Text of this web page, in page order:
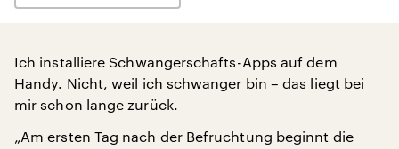
Ich installiere Schwangerschafts-Apps auf dem
Handy. Nicht, weil ich schwanger bin – das liegt bei
mir schon lange zurück.
„Am ersten Tag nach der Befruchtung beginnt die